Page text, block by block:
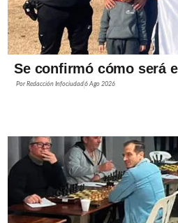
Se confirmó cómo será
PorRedacción Infociudad6 Ago 2026